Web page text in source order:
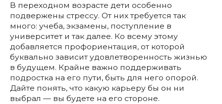
В переходном возрасте дети особенно
подвержены стрессу. От них требуется так
много: учеба, экзамены, поступление в
университет и так далее. Ко всему этому
добавляется профориентация, от которой
буквально зависит удовлетворенность жизнью
в будущем. Крайне важно поддерживать
подростка на его пути, быть для него опорой.
Дайте понять, что какую карьеру бы он ни
выбрал — вы будете на его стороне.